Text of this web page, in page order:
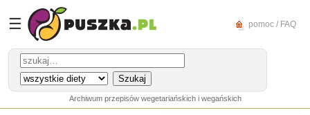
☰ pomoc / FAQ
Archiwum przepisów wegetariańskich i wegańskich